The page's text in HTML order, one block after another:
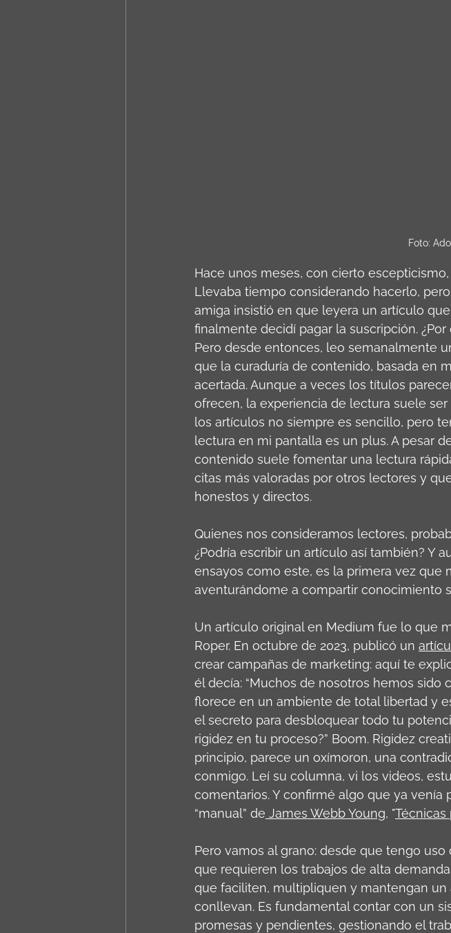
Foto:
Hace unos meses, con cierto
Llevaba tiempo considerando hacerlo,
amiga insistió en que leyera un artículo
finalmente decidí pagar la suscripción.
Pero desde entonces, leo semanalmente
que la curaduría de contenido, basada en
acertada. Aunque a veces los títulos
ofrecen, la experiencia de lectura suele
los artículos no siempre es sencillo, pero
lectura en mi pantalla es un plus. A pesar
contenido suele fomentar una lectura
citas más valoradas por otros lectores y
honestos y directos.
Quienes nos consideramos lectores,
¿Podría escribir un artículo así también? Y
ensayos como este, es la primera vez que
aventurándome a compartir conocimiento
Un artículo original en Medium fue lo que
Roper. En octubre de 2023, publicó un
crear campañas de marketing: aquí te
él decía: “Muchos de nosotros hemos
florece en un ambiente de total libertad y
el secreto para desbloquear todo tu
rigidez en tu proceso?” Boom. Rigidez
principio, parece un oxímoron, una
conmigo. Leí su columna, vi los videos,
comentarios. Y confirmé algo que ya
“manual” de James Webb Young, "Técnicas
Pero vamos al grano: desde que tengo
que requieren los trabajos de alta
que faciliten, multipliquen y mantengan
conllevan. Es fundamental contar con un
promesas y pendientes, gestionando el